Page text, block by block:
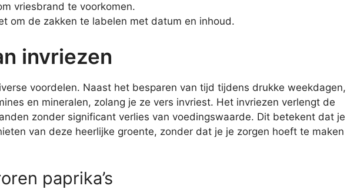
vriesbrand te voorkomen.
om de zakken te labelen met datum en inhoud.
invriezen
voordelen. Naast het besparen van tijd tijdens drukke weekdagen,
en mineralen, zolang je ze vers invriest. Het invriezen verlengt de
zonder significant verlies van voedingswaarde. Dit betekent dat je
van deze heerlijke groente, zonder dat je je zorgen hoeft te maken
paprika’s